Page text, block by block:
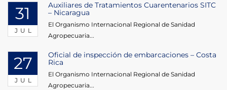
31
JUL
Auxiliares de Tratamientos Cuarentenarios SITC
– Nicaragua
El Organismo Internacional Regional de Sanidad
Agropecuaria...
27
JUL
Oficial de inspección de embarcaciones – Costa
Rica
El Organismo Internacional Regional de Sanidad
Agropecuaria...